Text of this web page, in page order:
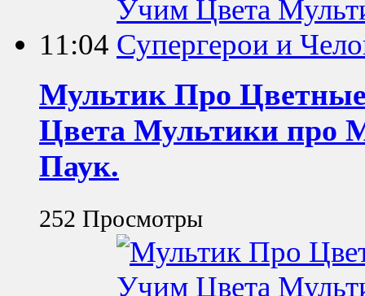
11:04
Мультик Про
Цвета Мультики про
Паук.
252 Просмотры